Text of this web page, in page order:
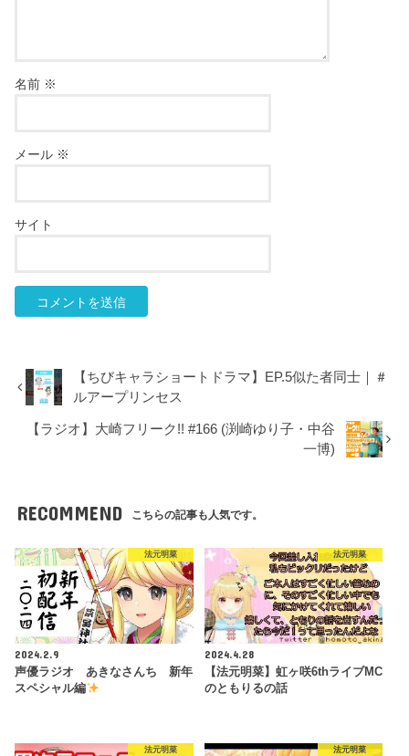
名前 ※
メール ※
サイト
【ちびキャラショートドラマ】EP.5似た者同士｜＃
ルアープリンセス
【ラジオ】大崎フリーク!! #166 (渕崎ゆり子・中谷
一博)
RECOMMEND こちらの記事も人気です。
法元明菜
2024.2.9
声優ラジオ あきなさんち 新年
スペシャル編
法元明菜
2024.4.28
【法元明菜】虹ヶ咲6thライブMC
のともりるの話
法元明菜 法元明菜